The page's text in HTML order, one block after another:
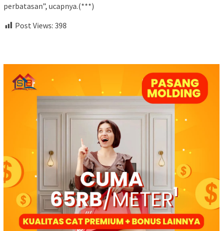
perbatasan”, ucapnya.(***)
Post Views: 398